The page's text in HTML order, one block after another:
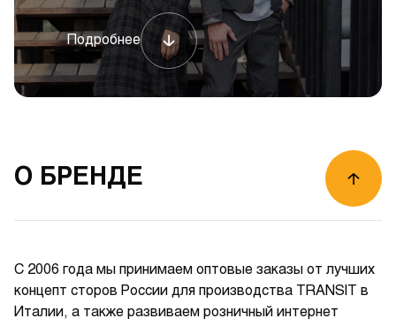
Подробнее
О БРЕНДЕ
С 2006 года мы принимаем оптовые заказы от лучших
концепт сторов России для производства TRANSIT в
Италии, а также развиваем розничный интернет